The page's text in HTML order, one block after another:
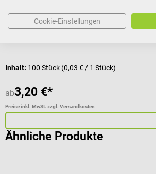
Inhalt: 100 Stück (0,03 € / 1 Stück)
ab3,20 €*
Preise inkl. MwSt. zzgl. Versandkosten
Ähnliche Produkte
Cookie-Einstellungen